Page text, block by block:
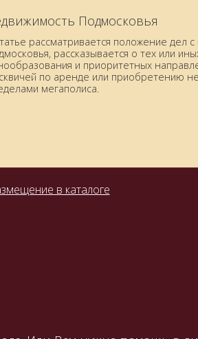
Подмосковья
рассматривается положение дел
рассказывается о тех или
и приоритетных
по аренде или приобретению
мегаполиса.
в каталоге